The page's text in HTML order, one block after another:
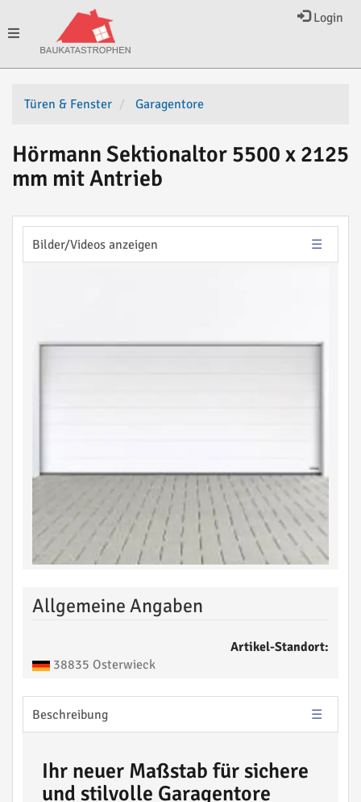
Login
Toggle
navigation
Türen & Fenster Garagentore
Hörmann Sektionaltor 5500 x 2125
mm mit Antrieb
Bilder/Videos anzeigen
Allgemeine Angaben
Artikel-Standort:
38835 Osterwieck
Beschreibung
Ihr neuer Maßstab für sichere
und stilvolle Garagentore